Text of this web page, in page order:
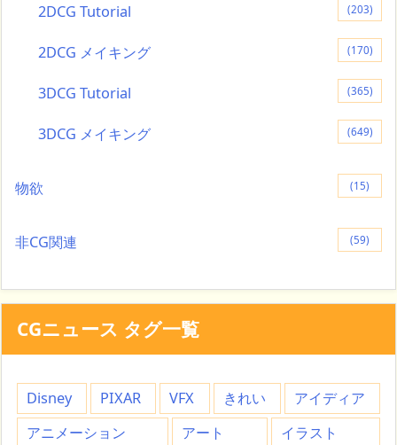
2DCG Tutorial
(203)
2DCG メイキング (170)
3DCG Tutorial (365)
3DCG メイキング (649)
物欲 (15)
非CG関連 (59)
CGニュース タグ一覧
Disney PIXAR VFX きれい
アイディア
アニメーション
アート
イラスト